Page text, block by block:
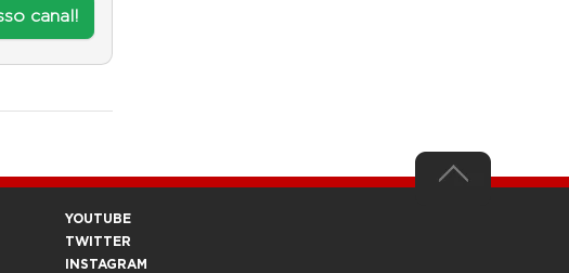
canal!
YOUTUBE
TWITTER
INSTAGRAM